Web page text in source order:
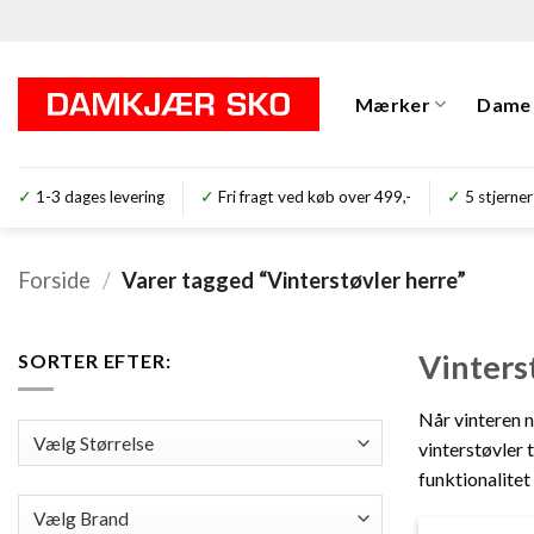
indhold
Mærker Dame
✓ 1-3 dages levering ✓ Fri fragt ved køb over 499,- ✓ 5
Forside / Varer tagged “Vinterstøvler herre”
SORTER EFTER:
Når vinteren
vinterstøvler
funktionalitet